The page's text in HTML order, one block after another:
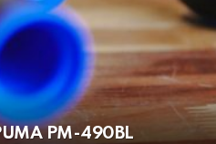
PUMA PM-490BL